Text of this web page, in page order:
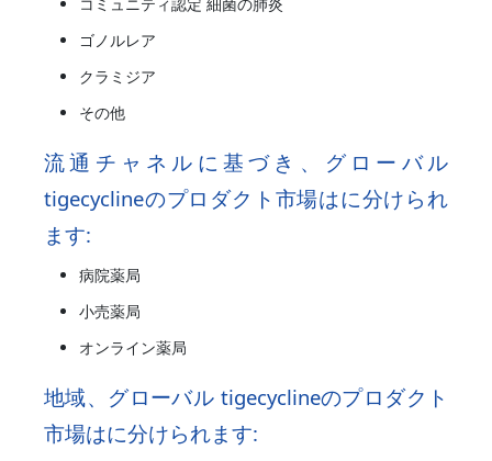
ゴノルレア
クラミジア
その他
流通チャネルに基づき、グローバル
tigecyclineのプロダクト市場はに分けられ
ます:
病院薬局
小売薬局
オンライン薬局
地域、グローバル tigecyclineのプロダクト
市場はに分けられます: